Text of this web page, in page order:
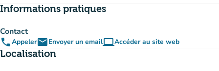
Informations pratiques
Contact
phoneAppeleremailEnvoyer un emailcomputerAccéder au site web
(nouvel onglet)
Localisation